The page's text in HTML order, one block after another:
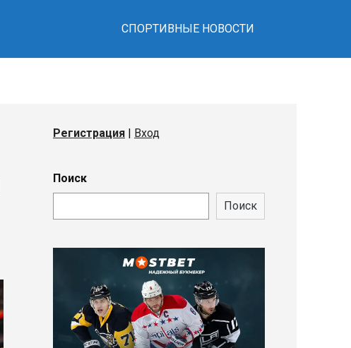
СПОРТИВНЫЕ НОВОСТИ
Регистрация | Вход
Поиск
Поиск